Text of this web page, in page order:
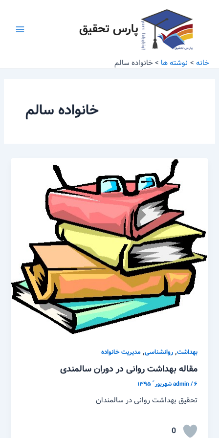
پارس تحقیق
خانه نوشته ها خانواده سالم
خانواده سالم
بهداشت,روانشناسی,مدیریت خانواده
مقاله بهداشت روانی در دوران سالمندی
admin/۶ شهریور ّ ۱۳۹۵
تحقیق بهداشت روانی در سالمندان
0